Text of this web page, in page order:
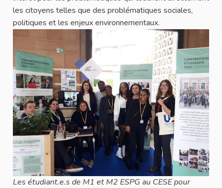
les citoyens telles que des problématiques sociales,
politiques et les enjeux environnementaux.
Les étudiant.e.s de M1 et M2 ESPG au CESE pour